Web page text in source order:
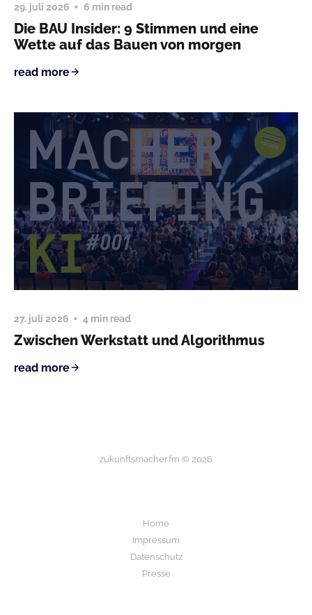
29. juli 2026 6 min read
Die BAU Insider: 9 Stimmen und eine
Wette auf das Bauen von morgen
read more
27. juli 2026 4 min read
Zwischen Werkstatt und Algorithmus
read more
zukunftsmacher.fm © 2026
Home
Impressum
Datenschutz
Presse